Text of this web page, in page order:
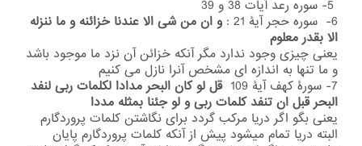
6- سوره حجر آیۀ 21 :
و ان من شی الا عندنا خزائنه و ما ننزله
الا بقدر معلوم
یعنی چیزی وجود ندارد مگر آنکه خزائن آن نزد ما موجود باشد
و ما تنها به اندازه ای مشخص آنرا نازل می کنیم
7- سورۀ کهف آیۀ 109
قل لو کان البحر مدادا لکلمات ربی لنفد
البحر قبل ان تنفد کلمات ربی و لو جئنا بمثله مددا
یعنی بگو اگر دریا مرکب گردد برای نگاشتن کلمات پروردگارم
البته دریا تمام میشود پیش از آنکه کلمات پروردگارم پایان